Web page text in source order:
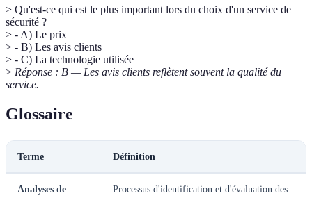
> Qu'est-ce qui est le plus important lors du choix d'un service de
sécurité ?
> - A) Le prix
> - B) Les avis clients
> - C) La technologie utilisée
> Réponse : B — Les avis clients reflètent souvent la qualité du
service.
Glossaire
Terme Définition
Analyses de
Processus d'identification et d'évaluation des